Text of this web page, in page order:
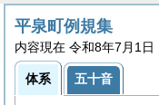
平泉町例規集
内容現在 令和8年7月1日
体系 五十音